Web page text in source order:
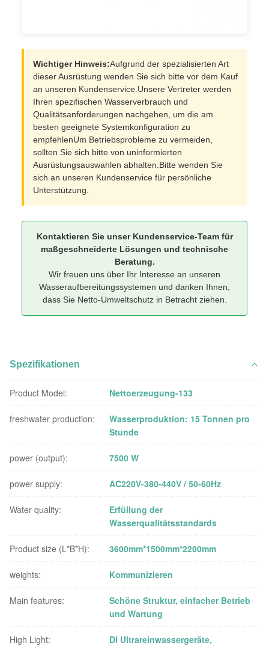
Wichtiger Hinweis:Aufgrund der spezialisierten Art
dieser Ausrüstung wenden Sie sich bitte vor dem Kauf
an unseren Kundenservice.Unsere Vertreter werden
Ihren spezifischen Wasserverbrauch und
Qualitätsanforderungen nachgehen, um die am
besten geeignete Systemkonfiguration zu
empfehlenUm Betriebsprobleme zu vermeiden,
sollten Sie sich bitte von uninformierten
Ausrüstungsauswahlen abhalten.Bitte wenden Sie
sich an unseren Kundenservice für persönliche
Unterstützung.
Kontaktieren Sie unser Kundenservice-Team für
maßgeschneiderte Lösungen und technische
Beratung.
Wir freuen uns über Ihr Interesse an unseren
Wasseraufbereitungssystemen und danken Ihnen,
dass Sie Netto-Umweltschutz in Betracht ziehen.
Spezifikationen
Product Model: Nettoerzeugung-133
freshwater production:
Wasserproduktion: 15 Tonnen pro
Stunde
power (output): 7500 W
power supply: AC220V-380-440V / 50-60Hz
Water quality:
Erfüllung der
Wasserqualitätsstandards
Product size (L*B*H): 3600mm*1500mm*2200mm
weights: Kommunizieren
Main features:
Schöne Struktur, einfacher Betrieb
und Wartung
High Light: Dl Ultrareinwassergeräte,